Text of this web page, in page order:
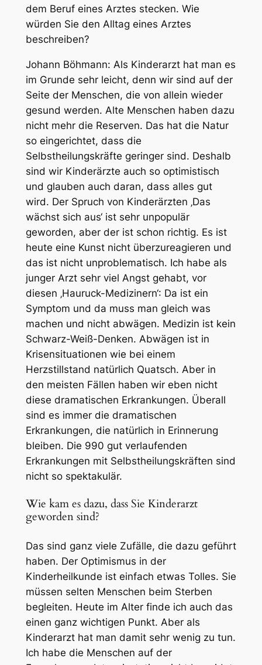
dem Beruf eines Arztes stecken. Wie
würden Sie den Alltag eines Arztes
beschreiben?
Johann Böhmann: Als Kinderarzt hat man es
im Grunde sehr leicht, denn wir sind auf der
Seite der Menschen, die von allein wieder
gesund werden. Alte Menschen haben dazu
nicht mehr die Reserven. Das hat die Natur
so eingerichtet, dass die
Selbstheilungskräfte geringer sind. Deshalb
sind wir Kinderärzte auch so optimistisch
und glauben auch daran, dass alles gut
wird. Der Spruch von Kinderärzten ‚Das
wächst sich aus‘ ist sehr unpopulär
geworden, aber der ist schon richtig. Es ist
heute eine Kunst nicht überzureagieren und
das ist nicht unproblematisch. Ich habe als
junger Arzt sehr viel Angst gehabt, vor
diesen ‚Hauruck-Medizinern‘: Da ist ein
Symptom und da muss man gleich was
machen und nicht abwägen. Medizin ist kein
Schwarz-Weiß-Denken. Abwägen ist in
Krisensituationen wie bei einem
Herzstillstand natürlich Quatsch. Aber in
den meisten Fällen haben wir eben nicht
diese dramatischen Erkrankungen. Überall
sind es immer die dramatischen
Erkrankungen, die natürlich in Erinnerung
bleiben. Die 990 gut verlaufenden
Erkrankungen mit Selbstheilungskräften sind
nicht so spektakulär.
Wie kam es dazu, dass Sie Kinderarzt
geworden sind?
Das sind ganz viele Zufälle, die dazu geführt
haben. Der Optimismus in der
Kinderheilkunde ist einfach etwas Tolles. Sie
müssen selten Menschen beim Sterben
begleiten. Heute im Alter finde ich auch das
einen ganz wichtigen Punkt. Aber als
Kinderarzt hat man damit sehr wenig zu tun.
Ich habe die Menschen auf der